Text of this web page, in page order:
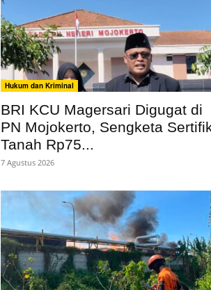
Hukum dan Kriminal
BRI KCU Magersari Digugat di
PN Mojokerto, Sengketa
Tanah Rp75...
7 Agustus 2026